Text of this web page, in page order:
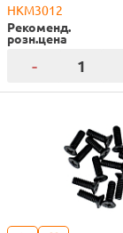
HKM3012
Рекоменд.
розн.цена
-